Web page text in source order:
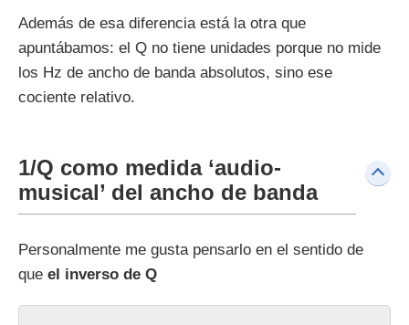
Además de esa diferencia está la otra que
apuntábamos: el Q no tiene unidades porque no mide
los Hz de ancho de banda absolutos, sino ese
cociente relativo.
1/Q como medida ‘audio-
musical’ del ancho de banda
Personalmente me gusta pensarlo en el sentido de
que el inverso de Q